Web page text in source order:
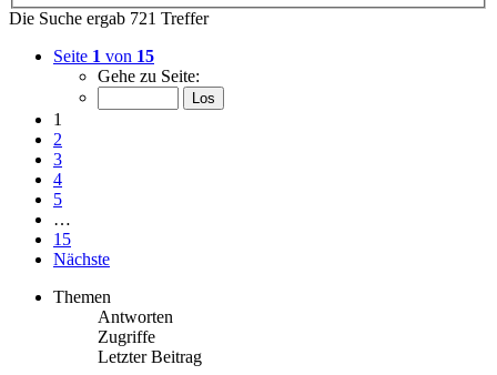
Die Suche ergab 721 Treffer
Seite 1 von 15
Gehe zu Seite:
1
2
3
4
5
…
15
Nächste
Themen
Antworten
Zugriffe
Letzter Beitrag